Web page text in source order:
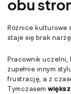
obu
Różnice kulturowe
staje się brak
Pracownik uczelni,
zupełnie innym
frustrację, a z
Tymczasem